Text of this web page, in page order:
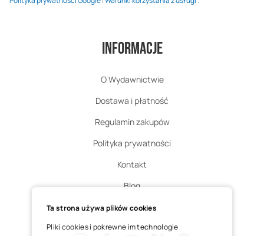
Informacje
O Wydawnictwie
Dostawa i płatność
Regulamin zakupów
Polityka prywatności
Kontakt
Blog
Zgłoś zwrot
Ta strona używa plików cookies
Pliki cookies i pokrewne im technologie